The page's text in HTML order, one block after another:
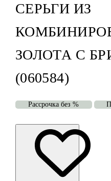
СЕРЬГИ ИЗ
ЗОЛОТА С
(060584)
Рассрочка без %